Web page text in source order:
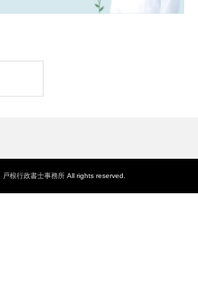
戸根行政書士事務所 All rights reserved.